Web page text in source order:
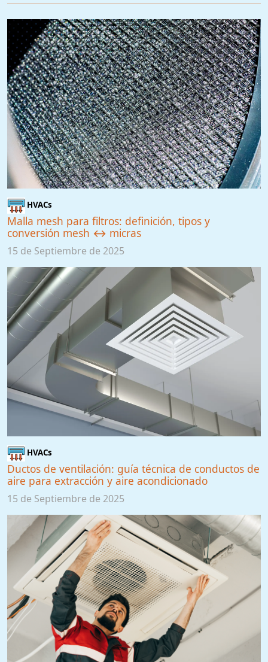
HVACs
Malla mesh para filtros: definición, tipos y
conversión mesh ↔ micras
15 de Septiembre de 2025
HVACs
Ductos de ventilación: guía técnica de conductos de
aire para extracción y aire acondicionado
15 de Septiembre de 2025